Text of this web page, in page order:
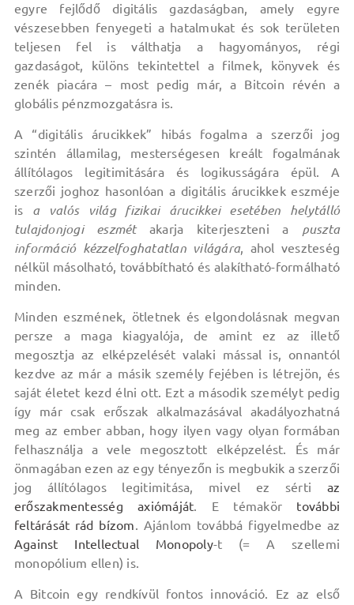
egyre fejlődő digitális gazdaságban, amely egyre
vészesebben fenyegeti a hatalmukat és sok területen
teljesen fel is válthatja a hagyományos, régi
gazdaságot, különs tekintettel a filmek, könyvek és
zenék piacára – most pedig már, a Bitcoin révén a
globális pénzmozgatásra is.
A “digitális árucikkek” hibás fogalma a szerzői jog
szintén államilag, mesterségesen kreált fogalmának
állítólagos legitimitására és logikusságára épül. A
szerzői joghoz hasonlóan a digitális árucikkek eszméje
is a valós világ fizikai árucikkei esetében helytálló
tulajdonjogi eszmétakarja kiterjeszteni a puszta
információ kézzelfoghatatlan világára, ahol veszteség
nélkül másolható, továbbítható és alakítható-formálható
minden.
Minden eszmének, ötletnek és elgondolásnak megvan
persze a maga kiagyalója, de amint ez az illető
megosztja az elképzelését valaki mással is, onnantól
kezdve az már a másik személy fejében is létrejön, és
saját életet kezd élni ott. Ezt a második személyt pedig
így már csak erőszak alkalmazásával akadályozhatná
meg az ember abban, hogy ilyen vagy olyan formában
felhasználja a vele megosztott elképzelést. És már
önmagában ezen az egy tényezőn is megbukik a szerzői
jog állítólagos legitimitása, mivel ez sérti az
erőszakmentesség axiómáját. E témakör további
feltárását rád bízom. Ajánlom továbbá figyelmedbe az
Against Intellectual Monopoly-t (= A szellemi
monopólium ellen) is.
A Bitcoin egy rendkívül fontos innováció. Ez az első